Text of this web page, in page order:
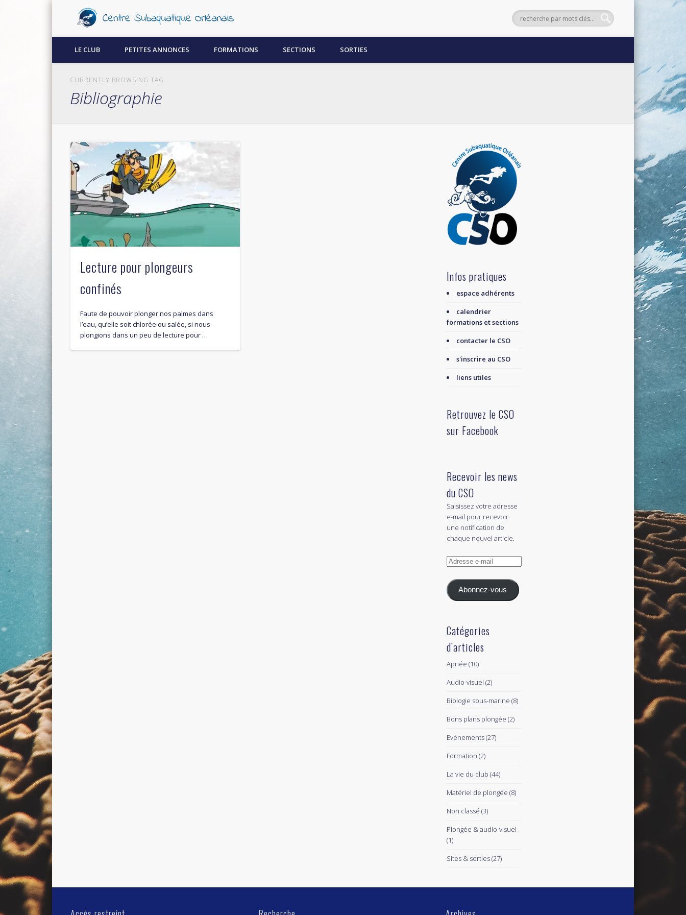
Découvrez la plongée sous-marine à Orléans !
LE CLUB PETITES ANNONCES FORMATIONS SECTIONS SORTIES
CURRENTLY BROWSING TAG
Bibliographie
Lecture pour plongeurs
confinés
Faute de pouvoir plonger nos palmes dans
l’eau, qu’elle soit chlorée ou salée, si nous
plongions dans un peu de lecture pour …
Infos pratiques
espace adhérents
calendrier
formations et sections
contacter le CSO
s'inscrire au CSO
liens utiles
Retrouvez le CSO
sur Facebook
Recevoir les news
du CSO
Saisissez votre adresse
e-mail pour recevoir
une notification de
chaque nouvel article.
Adresse
mail
Abonnez-vous
Catégories
d’articles
Apnée (10)
Audio-visuel (2)
Biologie sous-marine (8)
Bons plans plongée (2)
Evènements(27)
Formation (2)
La vie du club (44)
Matériel de plongée (8)
Non classé (3)
Plongée & audio-visuel
(1)
Sites & sorties(27)